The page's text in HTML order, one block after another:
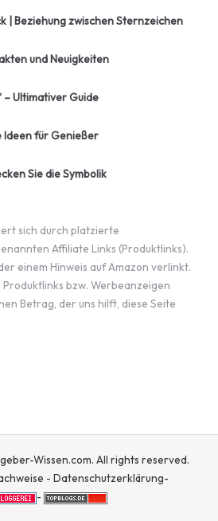
| Beziehung zwischen Sternzeichen
und Neuigkeiten
– Ultimativer Guide
Ideen für Genießer
Sie die Symbolik
sich durch platzierte
Affiliate Links (Produktlinks).
einem Hinweis auf Amazon verlinkt.
bzw. Werbeanzeigen
Betrag, der uns hilft, diese Seite
Wissen.com. All rights reserved.
- Datenschutzerklärung-
-